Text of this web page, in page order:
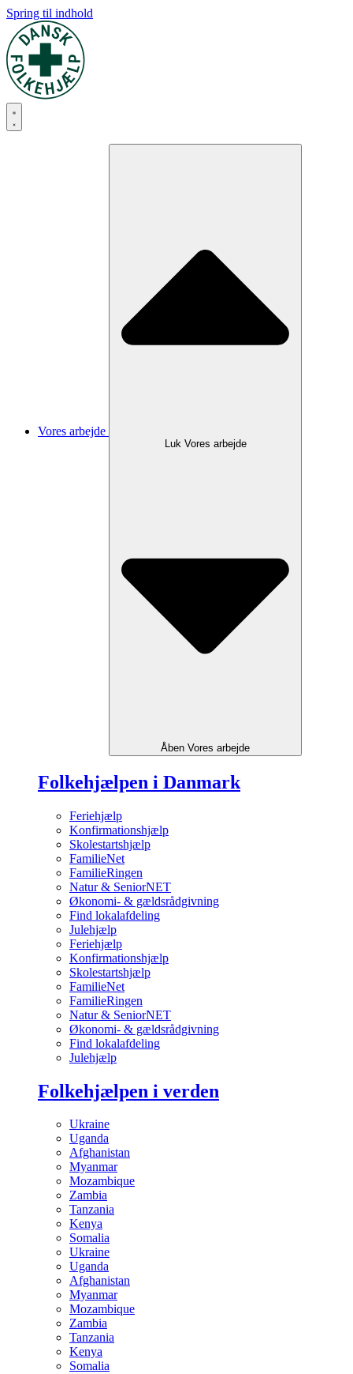
Spring til indhold
Vores arbejde
Luk Vores arbejde
Åben Vores arbejde
Folkehjælpen i Danmark
Feriehjælp
Konfirmationshjælp
Skolestartshjælp
FamilieNet
FamilieRingen
Natur & SeniorNET
Økonomi- & gældsrådgivning
Find lokalafdeling
Julehjælp
Feriehjælp
Konfirmationshjælp
Skolestartshjælp
FamilieNet
FamilieRingen
Natur & SeniorNET
Økonomi- & gældsrådgivning
Find lokalafdeling
Julehjælp
Folkehjælpen i verden
Ukraine
Uganda
Afghanistan
Myanmar
Mozambique
Zambia
Tanzania
Kenya
Somalia
Ukraine
Uganda
Afghanistan
Myanmar
Mozambique
Zambia
Tanzania
Kenya
Somalia